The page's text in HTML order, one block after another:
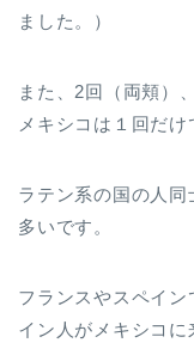
ました。）
また、2回（両頬）
メキシコは１回だけ
ラテン系の国の人
多いです。
フランスやスペイ
イン人がメキシコ